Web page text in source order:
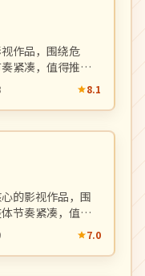
作品，围绕危
紧凑，值得推荐
8.1
的影视作品，围
节奏紧凑，值得
7.0